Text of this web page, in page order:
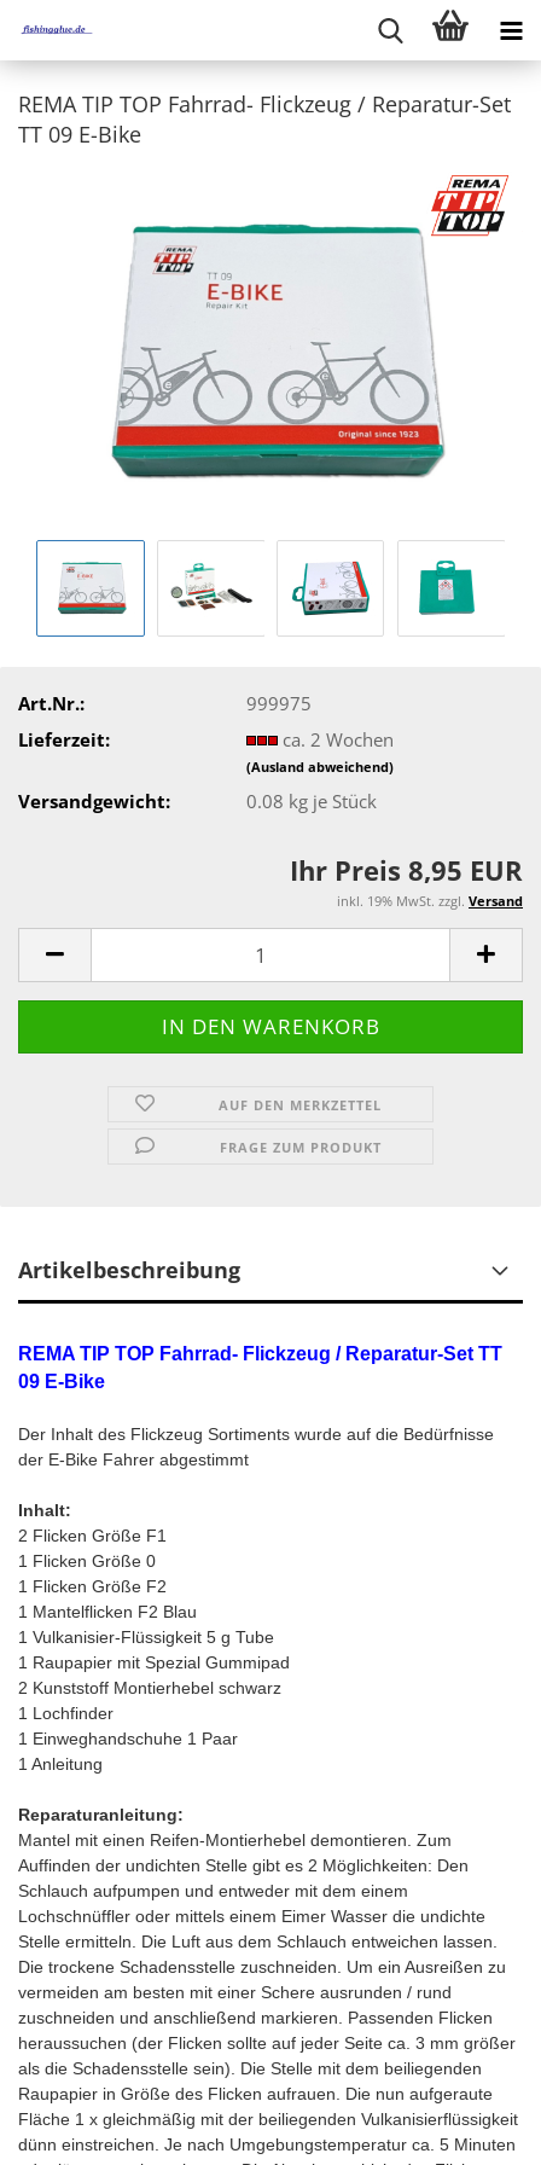
REMA TIP TOP Fahrrad-​ Flick­zeug / Reparatur-​Set
TT 09 E-​Bike
Art.Nr.:
999975
Lieferzeit:
ca. 2 Wochen
(Ausland abweichend)
Versandgewicht: 0.08 kg je Stück
Ihr Preis 8,95 EUR
inkl. 19% MwSt. zzgl. Versand
AUF DEN MERKZETTEL
FRAGE ZUM PRODUKT
Artikelbeschreibung
REMA TIP TOP Fahrrad- Flickzeug / Reparatur-Set TT
09 E-Bike
Der Inhalt des Flickzeug Sortiments wurde auf die Bedürfnisse
der E-Bike Fahrer abgestimmt
Inhalt:
2 Flicken Größe F1
1 Flicken Größe 0
1 Flicken Größe F2
1 Mantelflicken F2 Blau
1 Vulkanisier-Flüssigkeit 5 g Tube
1 Raupapier mit Spezial Gummipad
2 Kunststoff Montierhebel schwarz
1 Lochfinder
1 Einweghandschuhe 1 Paar
1 Anleitung
Reparaturanleitung:
Mantel mit einen Reifen-Montierhebel demontieren. Zum
Auffinden der undichten Stelle gibt es 2 Möglichkeiten: Den
Schlauch aufpumpen und entweder mit dem einem
Lochschnüffler oder mittels einem Eimer Wasser die undichte
Stelle ermitteln. Die Luft aus dem Schlauch entweichen lassen.
Die trockene Schadensstelle zuschneiden. Um ein Ausreißen zu
vermeiden am besten mit einer Schere ausrunden / rund
zuschneiden und anschließend markieren. Passenden Flicken
heraussuchen (der Flicken sollte auf jeder Seite ca. 3 mm größer
als die Schadensstelle sein). Die Stelle mit dem beiliegenden
Raupapier in Größe des Flicken aufrauen. Die nun aufgeraute
Fläche 1 x gleichmäßig mit der beiliegenden Vulkanisierflüssigkeit
dünn einstreichen. Je nach Umgebungstemperatur ca. 5 Minuten